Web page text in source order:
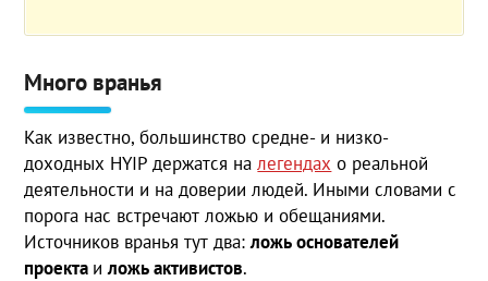
Много вранья
Как известно, большинство средне- и низко-
доходных HYIP держатся налегендах о реальной
деятельности и на доверии людей. Иными словами с
порога нас встречают ложью и обещаниями.
Источников вранья тут два:ложь основателей
проекта иложь активистов.